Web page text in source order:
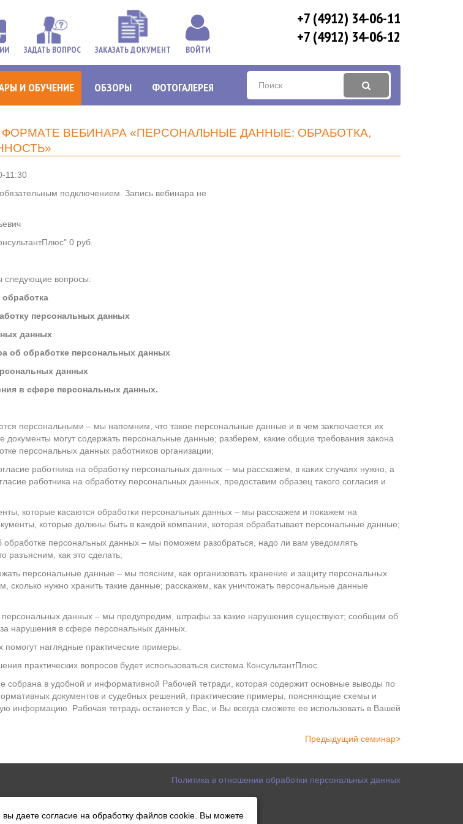
ЗАДАТЬ ВОПРОС ЗАКАЗАТЬ ДОКУМЕНТ ВОЙТИ
+7 (4912) 34-06-11
+7 (4912) 34-06-12
И ОБУЧЕНИЕ ОБЗОРЫ ФОТОГАЛЕРЕЯ
ВЕБИНАРА «ПЕРСОНАЛЬНЫЕ ДАННЫЕ: ОБРАБОТКА,
11:30
подключением. Запись вебинара не
0 руб.
следующие вопросы:
персональных данных
данных
об обработке персональных данных
данных
в сфере персональных данных.
персональными – мы напомним, что такое персональные данные и в чем заключается их
документы могут содержать персональные данные; разберем, какие общие требования закона
персональных данных работников организации;
работника на обработку персональных данных – мы расскажем, в каких случаях нужно, а
работника на обработку персональных данных, предоставим образец такого согласия и
которые касаются обработки персональных данных – мы расскажем и покажем на
которые должны быть в каждой компании, которая обрабатывает персональные данные;
обработке персональных данных – мы поможем разобраться, надо ли вам уведомлять
разъясним, как это сделать;
персональные данные – мы поясним, как организовать хранение и защиту персональных
сколько нужно хранить такие данные; расскажем, как уничтожать персональные данные
данных – мы предупредим, штрафы за какие нарушения существуют; сообщим об
за нарушения в сфере персональных данных.
помогут наглядные практические примеры.
практических вопросов будет использоваться система КонсультантПлюс.
в удобной и информативной Рабочей тетради, которая содержит основные выводы по
документов и судебных решений, практические примеры, поясняющие схемы и
информацию. Рабочая тетрадь останется у Вас, и Вы всегда сможете ее использовать в Вашей
Предыдущий семинар>
Политика в отношении обработки персональных данных
вы даете согласие на обработку файлов cookie. Вы можете